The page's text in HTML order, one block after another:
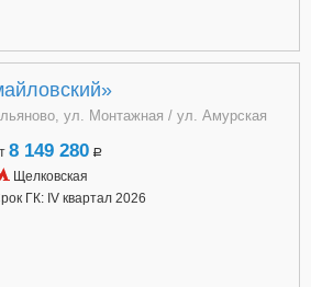
ул. Монтажная / ул. Амурская
8 149 280 a
Щелковская
ГК: IV квартал 2026